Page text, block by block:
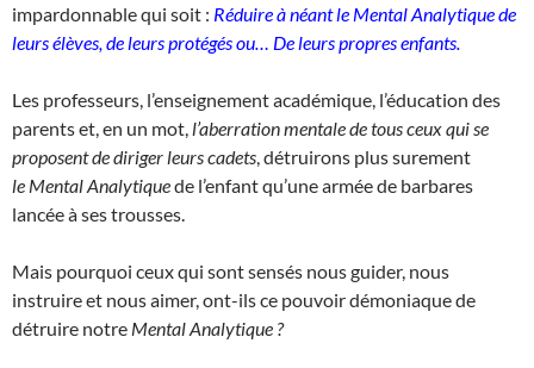
impardonnable qui soit : Réduire à néant le Mental Analytique de
leurs élèves, de leurs protégés ou…
De leurs propres enfants.
Les professeurs, l’enseignement académique, l’éducation des
parents et, en un mot, l’aberration mentale de tous ceux qui se
proposent de diriger leurs cadets , détruirons plus surement
le Mental Analytiquede l’enfant qu’une armée de barbares
lancée à ses trousses.
Mais pourquoi ceux qui sont sensés nous guider, nous
instruire et nous aimer, ont-ils ce pouvoir démoniaque de
détruire notre Mental Analytique ?